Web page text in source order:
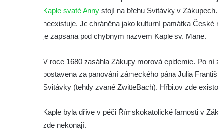
Kostel Obětování Panny Marie u kláštera
dominikánů v Českých Budějovicích
Kostel Všech svatých v Kamenném Újezdě
Dělnická v Kamenném Újezdě
Bývalý kostel svatých Filipa a Jakuba na
náměstí J. V. Kamarýta ve Velešíně
Márnice na hřbitově ve Velešíně
Kostel svatého Václava ve Velešíně
Kaple svaté Anny stojí na břehu Svitávky v
neexistuje. Je chráněna jako kulturní památka
je zapsána pod chybným názvem Kaple sv. Marie.
V roce 1680 zasáhla Zákupy morová epidemie. Po
postavena za panování zámeckého pána Julia
Svitávky (tehdy zvané ZwitteBach). Hřbitov zde
Kaple byla dříve v péči Římskokatolické farnosti v
zde nekonají.